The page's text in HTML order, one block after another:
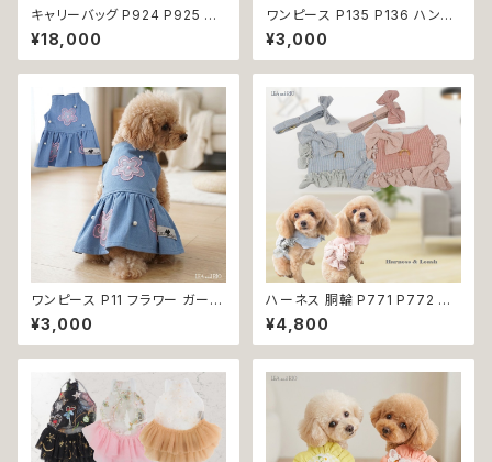
キャリーバッグ P924 P925 キ
ャリーケース ショルダーバッグ
ボストンバッグ お出掛け 散歩
旅行 避難用 防災 犬 猫 ペット
¥18,000
ワンピース P135 P136 ハンド
メイド ピンク ブルー ナチュラル
カラー パステルカラー ふんわり
カラー キラキラ ドッグウェア do
わいい おしゃれ デイリー フリン
ジ リボン ビーズ フリル ティア
ード 小型犬 返品交換不可
¥3,000
ワンピース P11 フラワー ガーリ
ー かわいい ドッグウェア dog
犬 猫 ペット 服 犬服 猫服 小型
犬 返品交換不可
¥3,000
ハーネス 胴輪 P771 P772 パ
ステルカラー 引っ張り防止 散歩
お出掛け ドッグウエア 犬 猫 ペ
ット 服 犬服 猫服 かわいい おし
¥4,800